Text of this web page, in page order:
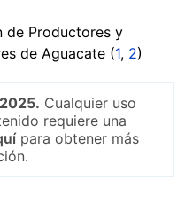
de Productores y
de Aguacate (1, 2)
Cualquier uso
requiere una
para obtener más